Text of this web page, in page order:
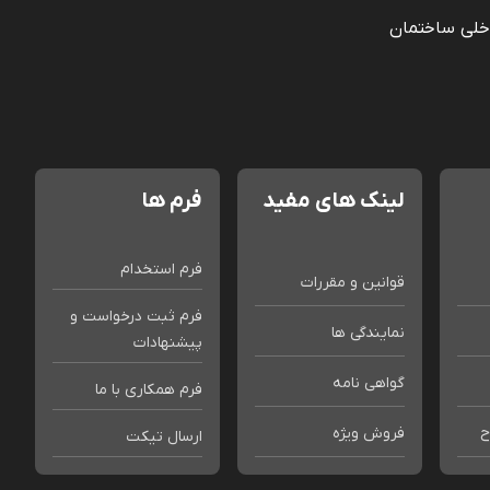
ساختمان
لینک های مفید
قوانین و مقررات
نمایندگی ها
گواهی نامه
فروش ویژه
فرم ها
فرم استخدام
فرم ثبت درخواست و
پیشنهادات
فرم همکاری با ما
ارسال تیکت